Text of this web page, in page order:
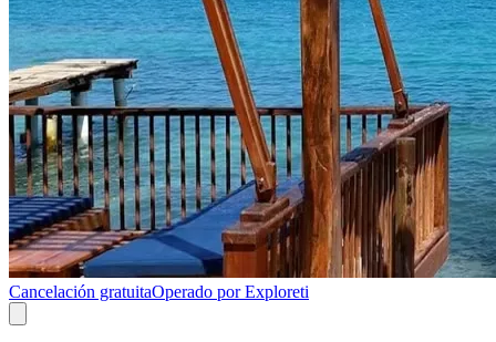
Cancelación gratuitaOperado por Exploreti